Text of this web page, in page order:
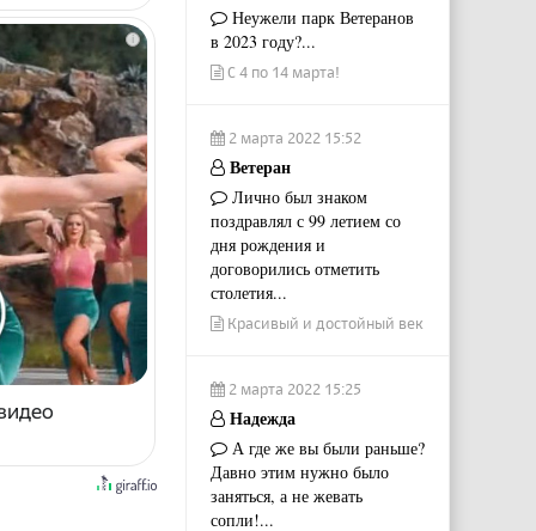
i
Неужели парк Ветеранов
в 2023 году?...
С 4 по 14 марта!
2 марта 2022 15:52
Ветеран
Лично был знаком
поздравлял с 99 летием со
дня рождения и
договорились отметить
столетия...
Красивый и достойный век
2 марта 2022 15:25
Надежда
А где же вы были раньше?
Давно этим нужно было
заняться, а не жевать
сопли!...